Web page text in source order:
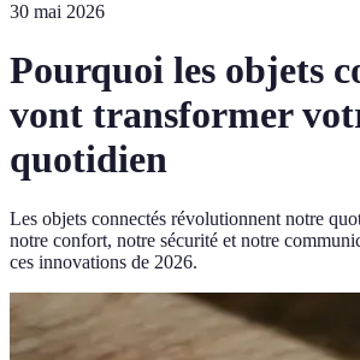
30 mai 2026
Pourquoi les objets
vont transformer
quotidien
Les objets connectés révolutionnent notre
notre confort, notre sécurité et notre
ces innovations de 2026.